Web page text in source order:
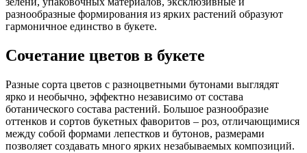
разнообразные формирования из ярких растений образуют
гармоничное единство в букете.
Сочетание цветов в букете
Разные сорта цветов с разноцветными бутонами выглядят
ярко и необычно, эффектно независимо от состава
ботанического состава растений. Большое разнообразие
оттенков и сортов букетных фаворитов – роз, отличающимися
между собой формами лепестков и бутонов, размерами
позволяет создавать много ярких незабываемых композиций.